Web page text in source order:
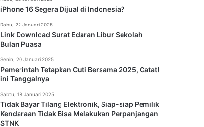
iPhone 16 Segera Dijual di Indonesia?
Rabu, 22 Januari 2025
Link Download Surat Edaran Libur Sekolah
Bulan Puasa
Senin, 20 Januari 2025
Pemerintah Tetapkan Cuti Bersama 2025, Catat!
ini Tanggalnya
Sabtu, 18 Januari 2025
Tidak Bayar Tilang Elektronik, Siap-siap Pemilik
Kendaraan Tidak Bisa Melakukan Perpanjangan
STNK